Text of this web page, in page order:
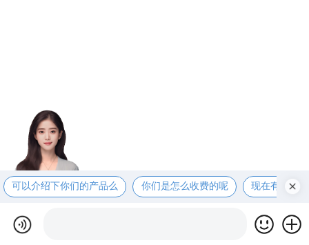
可以介绍下你们的产品么 你们是怎么收费的呢 现在有优惠